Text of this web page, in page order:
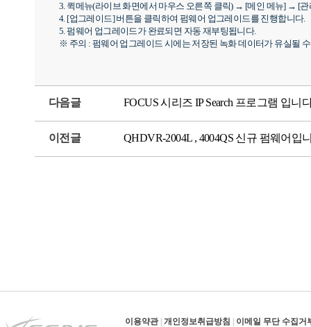
3. 퀵메뉴(라이브 화면에서 마우스 오른쪽 클릭) → [메인 메뉴] → [
4. [업그레이드] 버튼을 클릭하여 펌웨어 업그레이드를 진행합니다.
5. 펌웨어 업그레이드가 완료되면 자동 재부팅됩니다.
※ 주의 : 펌웨어 업그레이드 시에는 저장된 녹화 데이터가 유실될
다음글 FOCUS 시리즈 IP Search 프로그램 입니
이전글 QHDVR-2004L , 4004QS 신규 펌웨어입
이용약관| 개인정보취급방침 이메일 무단 수집거